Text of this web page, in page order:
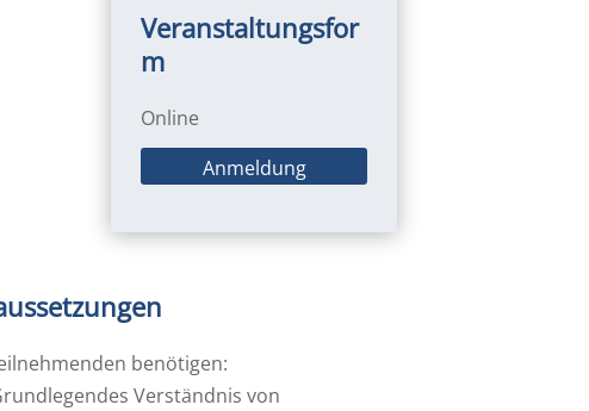
Veranstaltungsfor
m
Online
Anmeldung
benötigen:
Verständnis von